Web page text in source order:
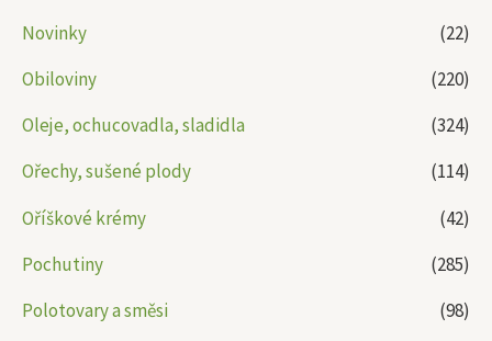
Novinky
(22)
Obiloviny
(220)
Oleje, ochucovadla, sladidla
(324)
Ořechy, sušené plody
(114)
Oříškové krémy
(42)
Pochutiny
(285)
Polotovary a směsi
(98)